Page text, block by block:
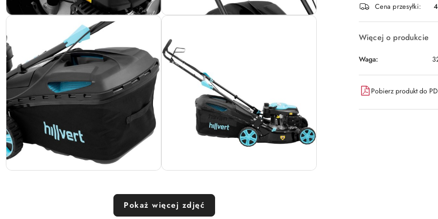
Pokaż więcej zdjęć
dostawa
Cena przesyłki:
Więcej o produkcie
Waga:
Pobierz produkt do